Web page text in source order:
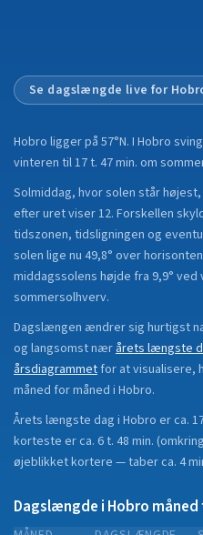
Se dagslængde live for
Hobro ligger på 57°N. I Hobro
vinteren til 17 t. 47 min. om
Solmiddag, hvor solen står
efter uret viser 12. Forskellen
tidszonen, tidsligningen og
solen lige nu 49,8° over
middagssolens højde fra 9,9°
sommersolhverv.
Dagslængen ændrer sig hurtigst
og langsomst nærårets længste
årsdiagrammetfor at visualisere,
måned for måned i Hobro.
Årets længste dag i Hobro er ca.
korteste er ca. 6 t. 48 min. (
øjeblikketkortere —taberca. 4
Dagslængde i Hobro måned